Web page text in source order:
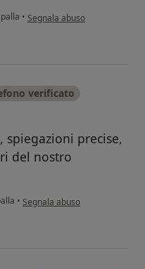
• secondo l'opinione
Segnala abuso
verificato
spiegazioni precise,
del nostro
• secondo l'opinione dell'utente
Segnala abuso